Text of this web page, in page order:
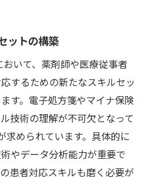
ットの構築
いて、薬剤師や医療従事者
するための新たなスキルセッ
す。電子処方箋やマイナ保険
技術の理解が不可欠となって
求められています。具体的に
やデータ分析能力が重要で
患者対応スキルも磨く必要が